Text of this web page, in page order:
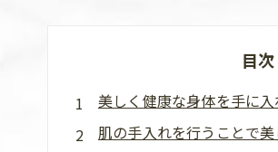
目次
美しく健康な身体を手に
肌の手入れを行うことで